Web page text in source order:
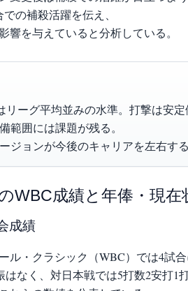
の補殺活躍を伝え、
響を与えていると分析している。
リーグ平均並みの水準。打撃は安
範囲には課題が残る。
ジョンが今後のキャリアを左右す
WBC成績と年俸・現在
成績
ル・クラシック（WBC）では4試
はなく、対日本戦では5打数2安打1